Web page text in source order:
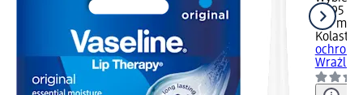
43,95 zł
150 ml